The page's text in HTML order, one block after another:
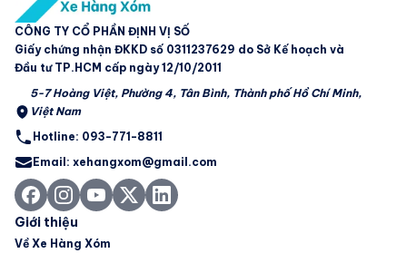
CÔNG TY CỔ PHẦN ĐỊNH VỊ SỐ
Giấy chứng nhận ĐKKD số 0311237629 do Sở Kế hoạch và
Đầu tư TP.HCM cấp ngày 12/10/2011
5-7 Hoàng Việt, Phường 4, Tân Bình, Thành phố Hồ Chí Minh,
Việt Nam
Hotline: 093-771-8811
Email: xehangxom@gmail.com
Giới thiệu
Về Xe Hàng Xóm